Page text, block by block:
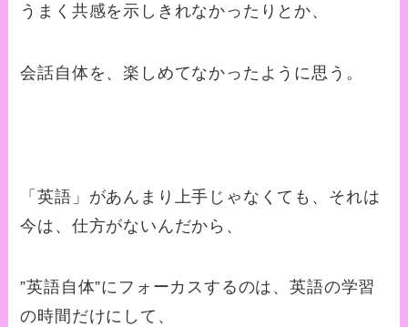
うまく共感を示しきれなかったりとか、
会話自体を、楽しめてなかったように思う。
「英語」があんまり上手じゃなくても、それは
今は、仕方がないんだから、
”英語自体”にフォーカスするのは、英語の学習
の時間だけにして、